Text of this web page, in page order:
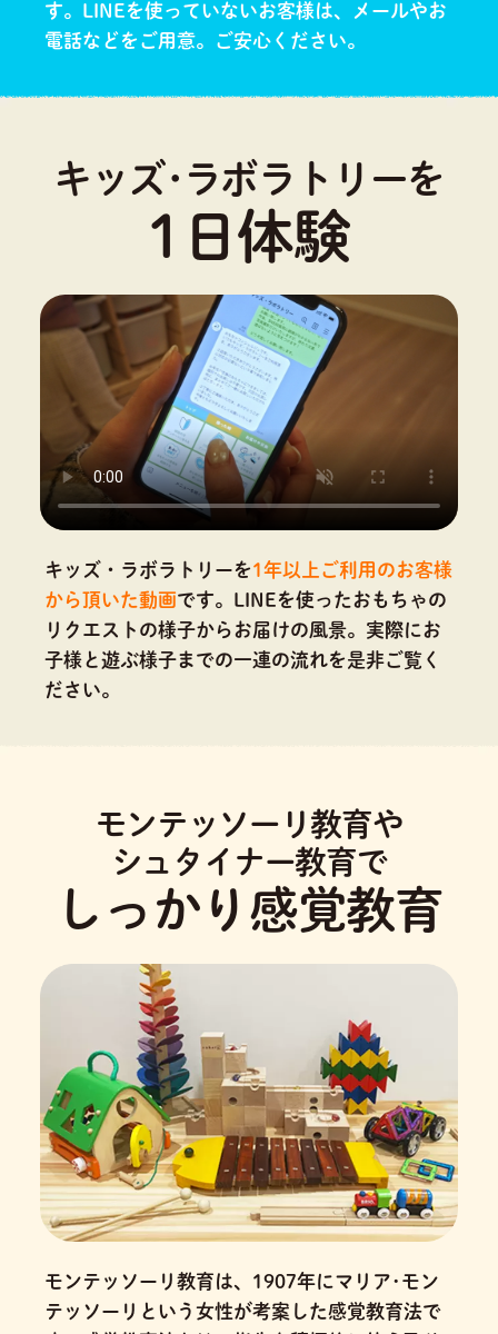
す。 LINEを使っていないお客様は、メールやお
電話などをご用意。ご安心ください。
キッズ･ラボラトリーを
1日体験
キッズ・ラボラトリーを1年以上ご利用のお客様
から頂いた動画です。 LINEを使ったおもちゃの
リクエストの様子からお届けの風景。実際にお
子様と遊ぶ様子までの一連の流れを是非ご覧く
ださい。
モンテッソーリ教育や
シュタイナー教育で
しっかり感覚教育
モンテッソーリ教育は、1907年にマリア･モン
テッソーリという女性が考案した感覚教育法で